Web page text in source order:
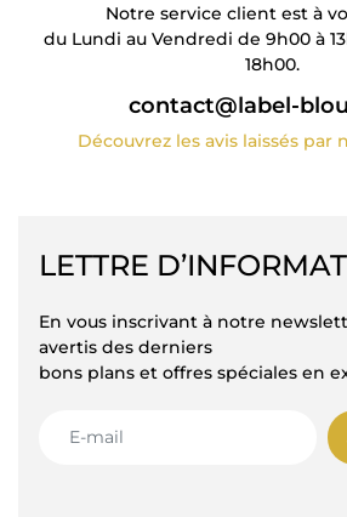
Notre service client est à
du Lundi au Vendredi de 9h00 à
18h00.
contact@label-
Découvrez les avis laissés par
LETTRE
En vous inscrivant à notre
avertis des derniers
bons plans et offres spéciales en